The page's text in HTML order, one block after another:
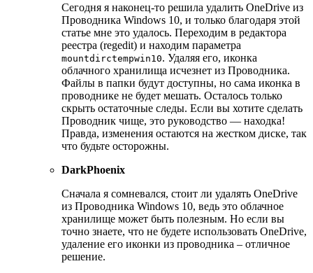
Сегодня я наконец-то решила удалить OneDrive из
Проводника Windows 10, и только благодаря этой
статье мне это удалось. Переходим в редактора
реестра (regedit) и находим параметра
mountdirctempwin10. Удаляя его, иконка
облачного хранилища исчезнет из Проводника.
Файлы в папки будут доступны, но сама иконка в
проводнике не будет мешать. Осталось только
скрыть остаточные следы. Если вы хотите сделать
Проводник чище, это руководство — находка!
Правда, изменения остаются на жестком диске, так
что будьте осторожны.
DarkPhoenix
Сначала я сомневался, стоит ли удалять OneDrive
из Проводника Windows 10, ведь это облачное
хранилище может быть полезным. Но если вы
точно знаете, что не будете использовать OneDrive,
удаление его иконки из проводника – отличное
решение.